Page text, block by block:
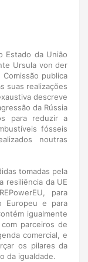
Estado da União
Ursula von der
publica
suas realizações
descreve
da Rússia
para reduzir a
fósseis
noutras
tomadas pela
resiliência da UE
para
Europeu e para
igualmente
parceiros de
comercial, e
os pilares da
da igualdade.